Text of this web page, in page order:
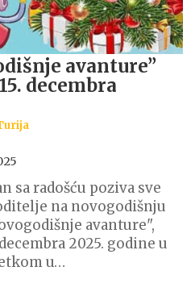
avanture”
decembra
sa radošću poziva sve
na novogodišnju
avanture",
2025. godine u
u…